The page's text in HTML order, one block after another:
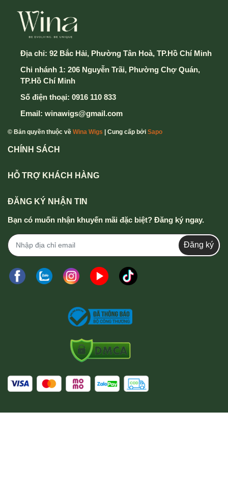
Địa chỉ: 92 Bắc Hải, Phường Tân Hoà, TP.Hồ Chí Minh
Chi nhánh 1: 206 Nguyễn Trãi, Phường Chợ Quán,
TP.Hồ Chí Minh
Số điện thoại: 0916 110 833
Email: winawigs@gmail.com
© Bản quyền thuộc về Wina Wigs | Cung cấp bởi Sapo
CHÍNH SÁCH
HỖ TRỢ KHÁCH HÀNG
ĐĂNG KÝ NHẬN TIN
Bạn có muốn nhận khuyến mãi đặc biệt? Đăng ký ngay.
Đăng ký